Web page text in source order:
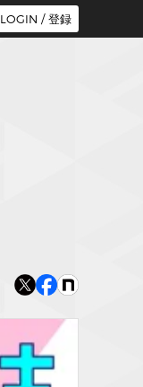
LOGIN / 登録